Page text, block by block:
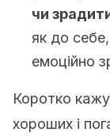
чи
як до
емоційно
Коротко
хороших і